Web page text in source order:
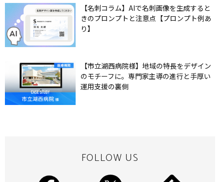
【名刺コラム】AIで名刺画像を生成すると
きのプロンプトと注意点【プロンプト例あ
り】
【市立湖西病院様】地域の特長をデザイン
のモチーフに。専門家主導の進行と手厚い
運用支援の裏側
FOLLOW US